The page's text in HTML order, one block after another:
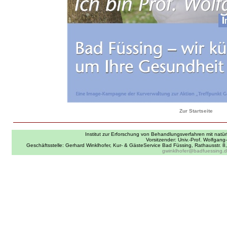
Zur Startseite
Institut zur Erforschung von Behandlungsverfahren mit
Vorsitzender: Univ.-Prof.
Geschäftsstelle: Gerhard Winklhofer, Kur- & GästeService Bad Füssing, Rathausstr.